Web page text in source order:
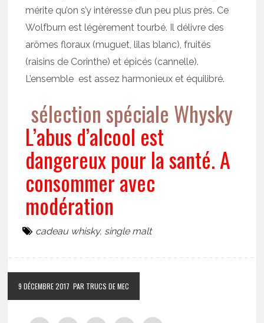
mérite qu’on s’y intéresse d’un peu plus près. Ce
Wolfburn est légèrement tourbé. Il délivre des
arômes floraux (muguet, lilas blanc), fruités
(raisins de Corinthe) et épicés (cannelle).
L’ensemble est assez harmonieux et équilibré.
sélection spéciale Whysky
L’abus d’alcool est
dangereux pour la santé. A
consommer avec
modération
cadeau whisky, single malt
9 DÉCEMBRE 2017 PAR TRUCS DE MEC